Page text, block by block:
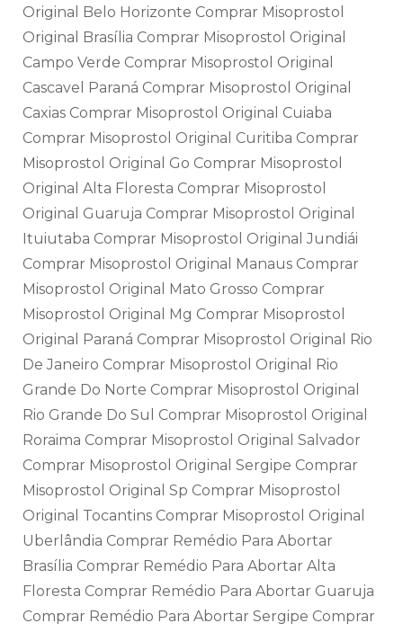
Original Belo Horizonte Comprar Misoprostol
Original Brasília Comprar Misoprostol Original
Campo Verde Comprar Misoprostol Original
Cascavel Paraná Comprar Misoprostol Original
Caxias Comprar Misoprostol Original Cuiaba
Comprar Misoprostol Original Curitiba Comprar
Misoprostol Original Go Comprar Misoprostol
Original Alta Floresta Comprar Misoprostol
Original Guaruja Comprar Misoprostol Original
Ituiutaba Comprar Misoprostol Original Jundiái
Comprar Misoprostol Original Manaus Comprar
Misoprostol Original Mato Grosso Comprar
Misoprostol Original Mg Comprar Misoprostol
Original Paraná Comprar Misoprostol Original Rio
De Janeiro Comprar Misoprostol Original Rio
Grande Do Norte Comprar Misoprostol Original
Rio Grande Do Sul Comprar Misoprostol Original
Roraima Comprar Misoprostol Original Salvador
Comprar Misoprostol Original Sergipe Comprar
Misoprostol Original Sp Comprar Misoprostol
Original Tocantins Comprar Misoprostol Original
Uberlândia Comprar Remédio Para Abortar
Brasília Comprar Remédio Para Abortar Alta
Floresta Comprar Remédio Para Abortar Guaruja
Comprar Remédio Para Abortar Sergipe Comprar